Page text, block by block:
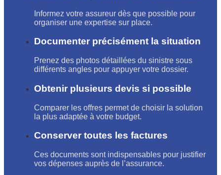
Informez votre assureur dès que possible pour
organiser une expertise sur place.
Documenter précisément la situation
Prenez des photos détaillées du sinistre sous
différents angles pour appuyer votre dossier.
Obtenir plusieurs devis si possible
Comparer les offres permet de choisir la solution
la plus adaptée à votre budget.
Conserver toutes les factures
Ces documents sont indispensables pour justifier
vos dépenses auprès de l’assurance.